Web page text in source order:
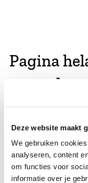
Deze website maakt
We gebruiken
analyseren, content
om functies voor
informatie over je
Pagina
gevonden
hebben gekeken of
bestaan. Als dat zo